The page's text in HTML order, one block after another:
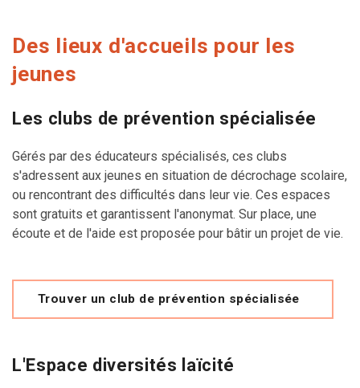
Des lieux d'accueils pour les
jeunes
Les clubs de prévention spécialisée
Gérés par des éducateurs spécialisés, ces clubs
s'adressent aux jeunes en situation de décrochage scolaire,
ou rencontrant des difficultés dans leur vie. Ces espaces
sont gratuits et garantissent l'anonymat. Sur place, une
écoute et de l'aide est proposée pour bâtir un projet de vie.
Trouver un club de prévention spécialisée
L'Espace diversités laïcité